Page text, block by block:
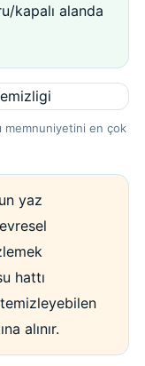
kapalı alanda
memnuniyetini en çok
yaz
hattı
alınır.